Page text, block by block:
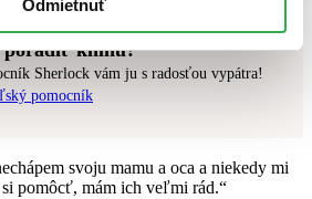
Odmietnuť
poradiť knihu?
Sherlock vám ju s radosťou vypátra!
pomocník
svoju mamu a oca a niekedy mi
pomôcť, mám ich veľmi rád.